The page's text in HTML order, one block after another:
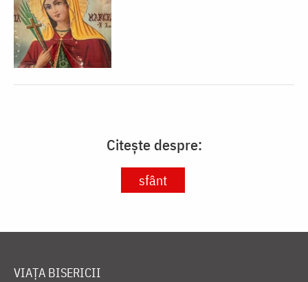
Citește despre:
sfânt
VIAȚA BISERICII